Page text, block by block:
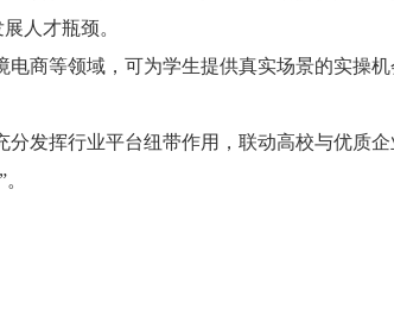
人才瓶颈。
电商等领域 ，可为学生提供真实场景的实操
发挥行业平台纽带作用，联动高校与优质